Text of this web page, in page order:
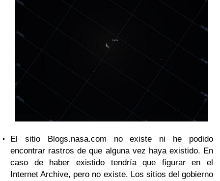
El sitio Blogs.nasa.com no existe ni he podido
encontrar rastros de que alguna vez haya existido. En
caso de haber existido tendría que figurar en el
Internet Archive, pero no existe. Los sitios del gobierno